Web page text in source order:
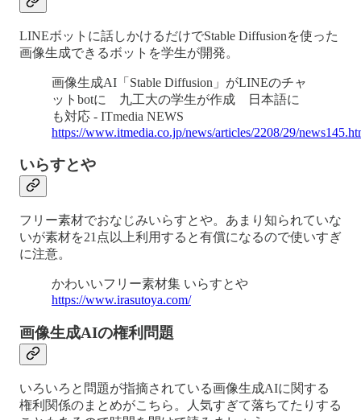
LINEボットに話しかけるだけでStable Diffusionを使った
画像生成できるボットを学生が開発。
画像生成AI「Stable Diffusion」がLINEのチャ
ットbotに 九工大の学生が作成 日本語に
も対応 - ITmedia NEWS
https://www.itmedia.co.jp/news/articles/2208/29/
いらすとや
フリー素材でおなじみいらすとや。あまり知られていな
いが素材を21点以上利用すると有償になるので使いすぎ
に注意。
かわいいフリー素材集 いらすとや
https://www.irasutoya.com/
画像生成AIの権利問題
いろいろと問題が指摘されている画像生成AIに関する
権利関係のまとめがこちら。人気すぎて落ちてたりする